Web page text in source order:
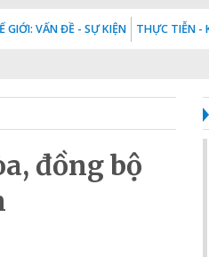
GIỚI: VẤN ĐỀ - SỰ KIỆN THỰC TIỄN -
đồng bộ